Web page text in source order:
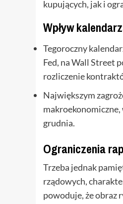
kupujących, jak i
Wpływ
Tegoroczny
Fed, na Wall Street
rozliczenie
Największym
grudnia.
Ograniczenia
Trzeba jednak
rządowych,
powoduje, że obraz